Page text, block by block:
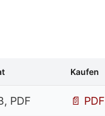
Kaufen
PDF 📄 PDF